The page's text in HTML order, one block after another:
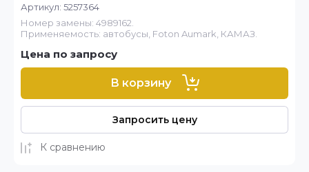
Артикул: 5257364
Номер замены: 4989162.
Применяемость: автобусы, Foton Aumark, КАМАЗ.
Цена по запросу
В корзину
Запросить цену
К сравнению